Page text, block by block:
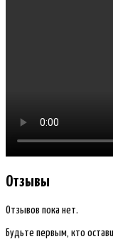
Отзывы
Отзывов пока нет.
Будьте первым, кто